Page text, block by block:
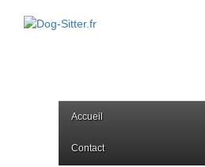
Accueil
Contact